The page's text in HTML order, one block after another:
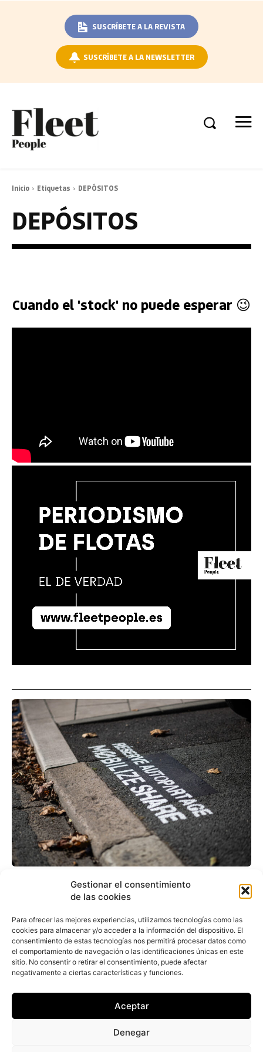
Gestionar el consentimiento
de las cookies
Para ofrecer las mejores experiencias, utilizamos tecnologías como las
cookies para almacenar y/o acceder a la información del dispositivo. El
consentimiento de estas tecnologías nos permitirá procesar datos como
el comportamiento de navegación o las identificaciones únicas en este
sitio. No consentir o retirar el consentimiento, puede afectar
negativamente a ciertas características y funciones.
Aceptar
Denegar
SUSCRÍBETE A LA REVISTA
SUSCRÍBETE A LA NEWSLETTER
Inicio Etiquetas DEPÓSITOS
DEPÓSITOS
Cuando el 'stock' no puede esperar 😉
Mobilize tituliza 737
millones y acrecienta el
apetito de la automoción
por emular a la banca
Juan Arús - 26 de septiembre de 2023
la compañía de alquiler de vehículos a través de
renting y servicios de suscripción Mobilize
Lease&Co—ambas en...